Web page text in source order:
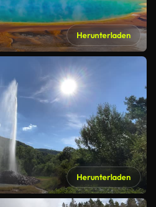
Herunterladen
Herunterladen